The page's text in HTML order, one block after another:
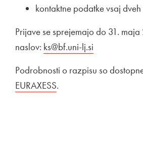
kontaktne podatke vsaj
Prijave se sprejemajo do 31.
naslov: Zunanja povezava na
ks@bf.uni-lj.si
Podrobnosti o razpisu so
EURAXESSOdpira se v novem oknu
.